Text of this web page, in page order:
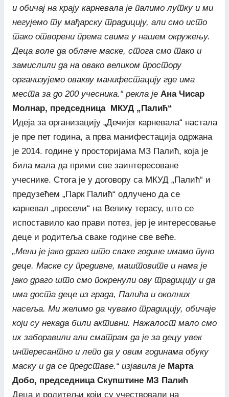
и обичај на крају карневала је палимо лутку и ми
негујемо ту мађарску традицију, али смо исто
тако отворени према свима у нашем окружењу.
Деца воле да облаче маске, стога смо тако и
замислили да на овако великом простору
организујемо овакву манифестацију где има
места за до 200 учесника.“ рекла је Ана Чисар
Молнар, председница МКУД „Палић“
Идеја за организацију „Дечијег карневала“ настала
је пре пет година, а прва манифестација одржана
је 2014. године у просторијама МЗ Палић, која је
била мала да прими све заинтересоване
учеснике. Стога је у договору са МКУД „Палић“ и
предузећем „Парк Палић“ одлучено да се
карневал „пресели“ на Велику терасу, што се
испоставило као прави потез, јер је интересовање
деце и родитеља сваке године све веће.
„Мени је јако драго што сваке године имамо пуно
деце. Маске су предивне, маштовите и нама је
јако драго што смо покренули ову традицију и да
има доста деце из града, Палића и околних
насеља. Ми желимо да чувамо традицију, обичаје
који су некада били активни. Нажалост мало смо
их заборавили али сматрам да је за децу увек
интересантно и лепо да у овим годинама обуку
маску и да се представе.“ изјавила је Марта
Добо, председница Скупштине МЗ Палић
Деца и родитељи који су учествовали на